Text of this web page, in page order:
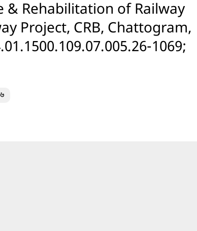
Rehabilitation of Railway
Project, CRB, Chattogram,
1069;